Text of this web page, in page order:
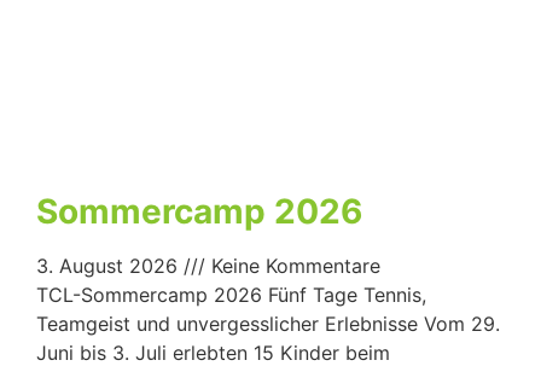
Sommercamp 2026
3. August 2026
Keine Kommentare
TCL-Sommercamp 2026 Fünf Tage Tennis,
Teamgeist und unvergesslicher Erlebnisse Vom 29.
Juni bis 3. Juli erlebten 15 Kinder beim